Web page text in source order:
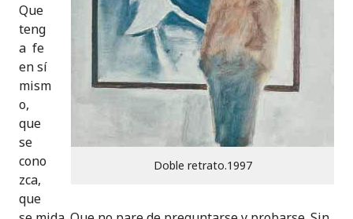
Doble retrato.1997
Que
teng
a fe
en sí
mism
o,
que
se
cono
zca,
que